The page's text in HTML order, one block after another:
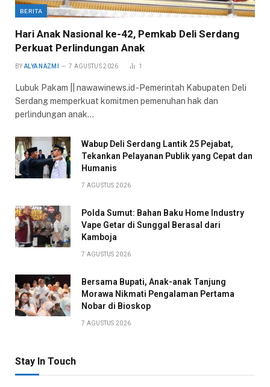
BERITA
Hari Anak Nasional ke-42, Pemkab Deli Serdang
Perkuat Perlindungan Anak
BY ALYA NAZMI 7 AGUSTUS 2026 1
Lubuk Pakam || nawawinews.id -Pemerintah Kabupaten Deli
Serdang memperkuat komitmen pemenuhan hak dan
perlindungan anak…
Wabup Deli Serdang Lantik 25 Pejabat,
Tekankan Pelayanan Publik yang Cepat dan
Humanis
7 AGUSTUS 2026
Polda Sumut: Bahan Baku Home Industry
Vape Getar di Sunggal Berasal dari
Kamboja
7 AGUSTUS 2026
Bersama Bupati, Anak-anak Tanjung
Morawa Nikmati Pengalaman Pertama
Nobar di Bioskop
7 AGUSTUS 2026
Stay In Touch